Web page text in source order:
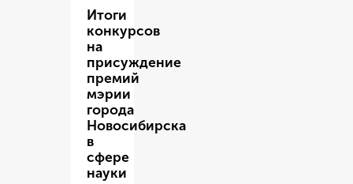
Итоги
конкурсов
на
присуждение
премий
мэрии
города
Новосибирска
в
сфере
науки